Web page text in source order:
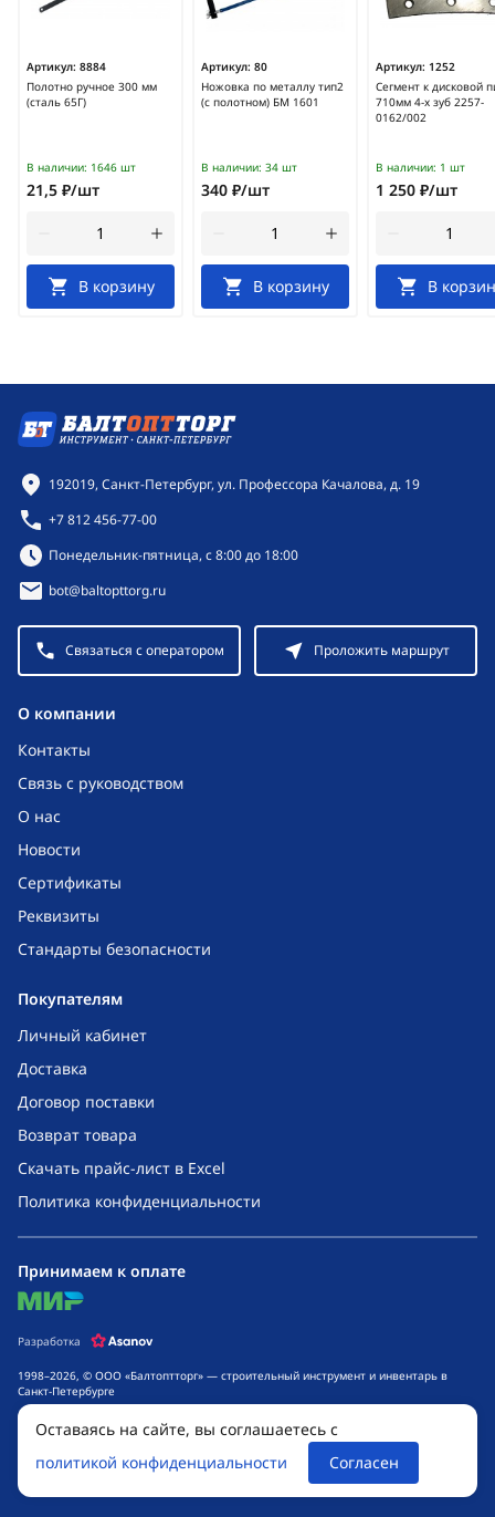
Артикул: 8884
Полотно ручное 300 мм
(сталь 65Г)
В наличии: 1646 шт
21,5 ₽/шт
В корзину
Артикул: 80
Ножовка по металлу тип2
(с полотном) БМ 1601
В наличии: 34 шт
340 ₽/шт
В корзину
Артикул: 1252
Сегмент к дисковой
710мм 4-х зуб 2257-
0162/002
В наличии: 1 шт
1 250 ₽/шт
В
O компании
Контакты
Связь с руководством
О нас
Новости
Сертификаты
Реквизиты
Стандарты безопасности
Покупателям
Личный кабинет
Доставка
Договор поставки
Возврат товара
Скачать прайс-лист в Excel
Политика конфиденциальности
Контактная информация
192019, Санкт-Петербург, ул. Профессора Качалова, д. 19
+7 812 456-77-00
Режим работы:
Понедельник-пятница, с 8:00 до 18:00
bot@baltopttorg.ru
Связаться с оператором Проложить маршрут
1998–2026, © ООО «Балтоптторг» — строительный инструмент и инвентарь в
Санкт-Петербурге
Обращаем ваше внимание на то, что данный интернет-сайт носит исключительно
информационный характер и ни при каких условиях не является публичной
офертой, определяемой положениями ч. 2 ст. 437 Гражданского кодекса
Российской Федерации. Для получения подробной информации о стоимости
товаров и сроках выполнения услуг, обращайтесь к менеджерам компании.
Принимаем к оплате
mir
Разработка
Оставаясь на сайте, вы соглашаетесь с
политикой конфиденциальности
Согласен